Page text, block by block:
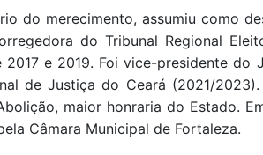
do merecimento, assumiu como
do Tribunal Regional
e 2019. Foi vice-presidente do
de Justiça do Ceará (2021/
maior honraria do Estado.
Câmara Municipal de Fortaleza.